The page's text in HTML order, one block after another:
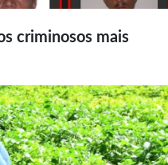
criminosos mais